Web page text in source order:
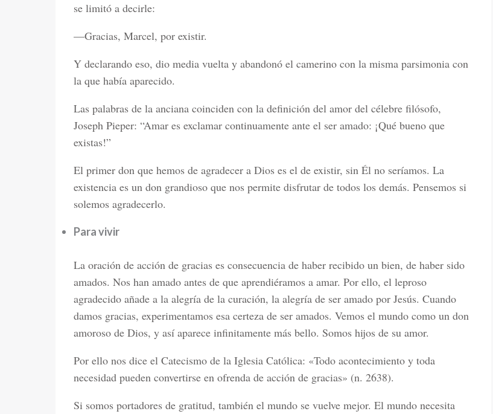
se limitó a decirle:
—Gracias, Marcel, por existir.
Y declarando eso, dio media vuelta y abandonó el camerino con la misma parsimonia con
la que había aparecido.
Las palabras de la anciana coinciden con la definición del amor del célebre filósofo,
Joseph Pieper: “Amar es exclamar continuamente ante el ser amado: ¡Qué bueno que
existas!”
El primer don que hemos de agradecer a Dios es el de existir, sin Él no seríamos. La
existencia es un don grandioso que nos permite disfrutar de todos los demás. Pensemos si
solemos agradecerlo.
Para vivir
La oración de acción de gracias es consecuencia de haber recibido un bien, de haber sido
amados. Nos han amado antes de que aprendiéramos a amar. Por ello, el leproso
agradecido añade a la alegría de la curación, la alegría de ser amado por Jesús. Cuando
damos gracias, experimentamos esa certeza de ser amados. Vemos el mundo como un don
amoroso de Dios, y así aparece infinitamente más bello. Somos hijos de su amor.
Por ello nos dice el Catecismo de la Iglesia Católica: «Todo acontecimiento y toda
necesidad pueden convertirse en ofrenda de acción de gracias» (n. 2638).
Si somos portadores de gratitud, también el mundo se vuelve mejor. El mundo necesita